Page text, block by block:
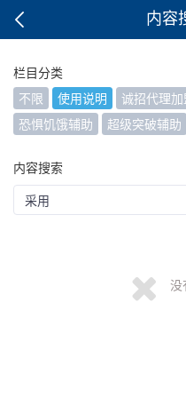
内容
栏目分类
不限
使用说明 诚招代理加
恐惧饥饿辅助
超级突破辅助
内容搜索
没